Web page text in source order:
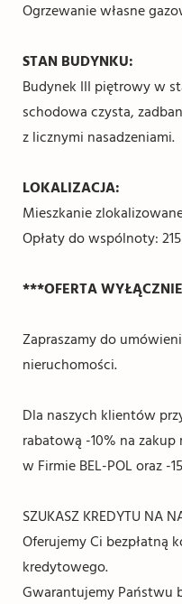
Ogrzewanie własne
STAN BUDYNKU:
Budynek III piętrowy w
schodowa czysta,
z licznymi nasadzeniami.
LOKALIZACJA:
Mieszkanie
Opłaty do wspólnoty: 215
***OFERTA
Zapraszamy do
nieruchomości.
Dla naszych klientów
rabatową -10% na
w Firmie BEL-POL oraz -
SZUKASZ KREDYTU NA
Oferujemy Ci bezpłatną
kredytowego.
Gwarantujemy Państwu